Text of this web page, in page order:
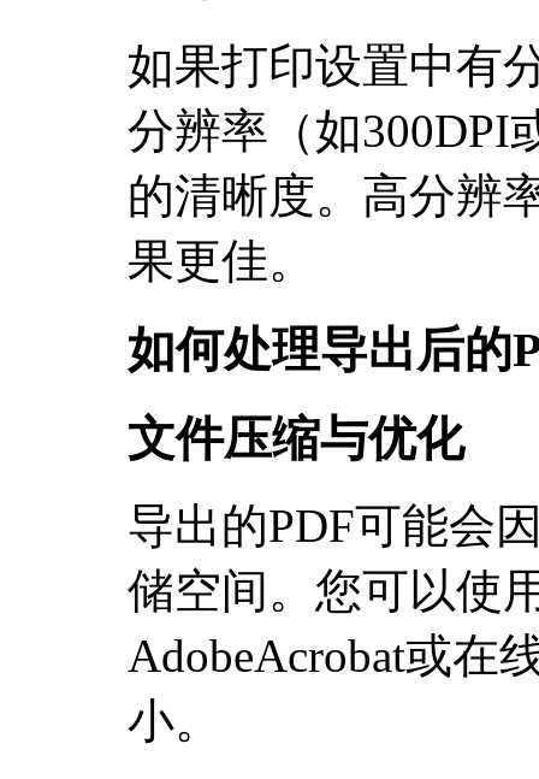
如果打印设置中有
分辨率（如300DPI
的清晰度。高分辨
果更佳。
如何处理导出后的
文件压缩与优化
导出的PDF可能会
储空间。您可以使
AdobeAcrobat或在
小。